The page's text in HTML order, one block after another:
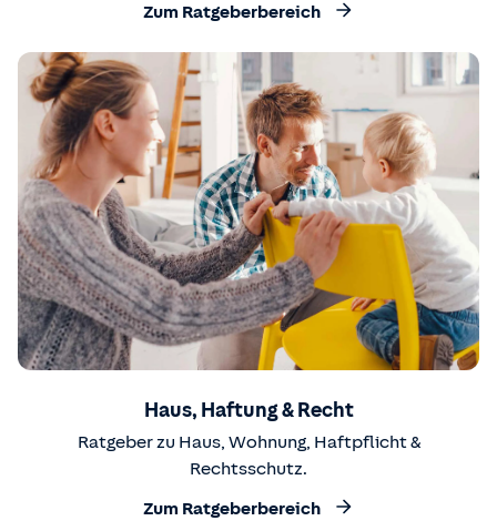
Zum Ratgeberbereich
Haus, Haftung & Recht
Ratgeber zu Haus, Wohnung, Haftpflicht &
Rechtsschutz.
Zum Ratgeberbereich